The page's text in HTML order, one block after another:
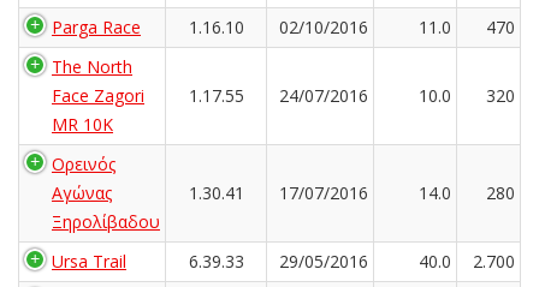
Parga Race 1.16.10 02/10/2016 11.0
470
The North
Face Zagori
MR 10K
1.17.55 24/07/2016 10.0 320
Ορεινός
Αγώνας
Ξηρολίβαδου
1.30.41 17/07/2016 14.0 280
Ursa Trail 6.39.33 29/05/2016 40.0
2.700